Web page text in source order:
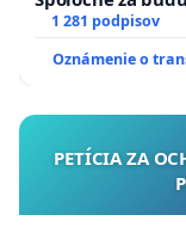
1 281 podpisov
Oznámenie o
PETÍCIA ZA